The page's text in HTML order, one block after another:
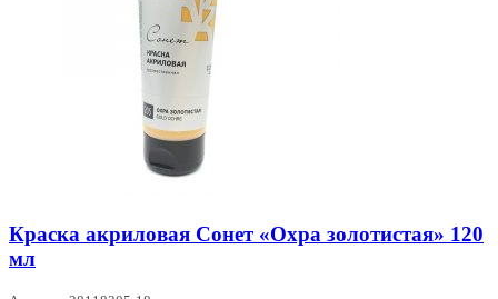
Краска акриловая Сонет «Охра золотистая» 120
мл